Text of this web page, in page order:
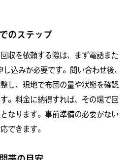
のステップ
収を依頼する際は、まず電話また
込みが必要です。問い合わせ後、
し、現地で布団の量や状態を確認
。料金に納得すれば、その場で回
なります。事前準備の必要がない
できます。